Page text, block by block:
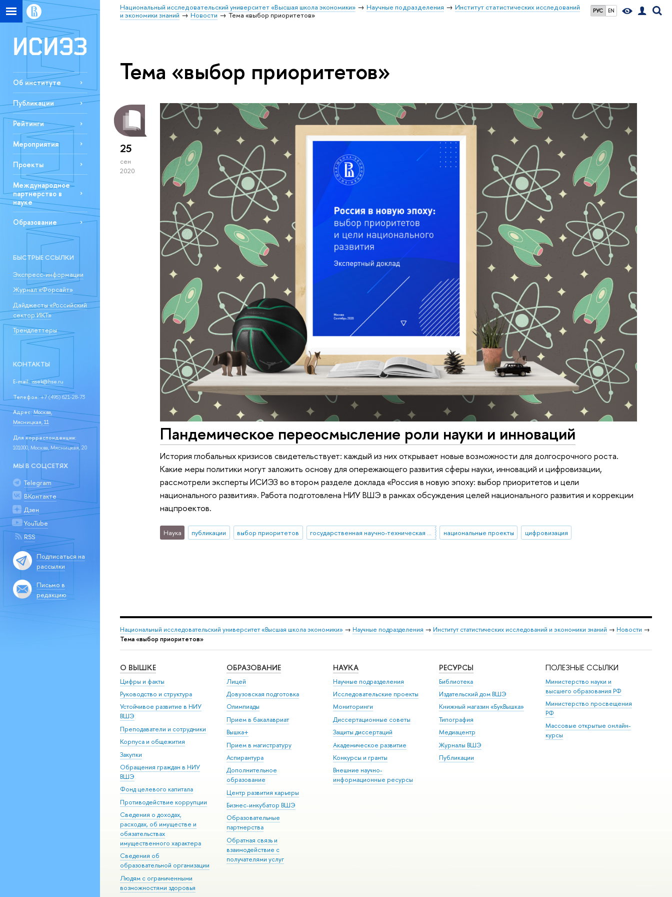
РУС EN
Национальный исследовательский университет «Высшая школа экономики» Научные подразделения
Институт статистических исследований
и экономики знаний
Новости Тема «выбор приоритетов»
Об институте
Публикации
Рейтинги
Мероприятия
Проекты
Международное
партнерство в
науке
Образование
БЫСТРЫЕ ССЫЛКИ
Экспресс-информации
Журнал «Форсайт»
Дайджесты «Российский
сектор ИКТ»
Трендлеттеры
КОНТАКТЫ
E-mail:issek@hse.ru
Телефон:+7 (495) 621-28-73
Адрес: Москва,
Мясницкая, 11
Для корреспонденции:
101000, Москва, Мясницкая, 20
МЫ В СОЦСЕТЯХ
Telegram
ВКонтакте
Дзен
YouTube
RSS
Подписаться на
рассылки
Письмо в
редакцию
Тема «выбор приоритетов»
25
сен
2020
Пандемическое переосмысление роли науки и инноваций
История глобальных кризисов свидетельствует: каждый из них открывает новые возможности для долгосрочного роста.
Какие меры политики могут заложить основу для опережающего развития сферы науки, инноваций и цифровизации,
рассмотрели эксперты ИСИЭЗ во втором разделе доклада «Россия в новую эпоху: выбор приоритетов и цели
национального развития». Работа подготовлена НИУ ВШЭ в рамках обсуждения целей национального развития и коррекции
нацпроектов.
Наука публикации выбор приоритетов государственная научно-техническая политика национальные проекты цифровизация
Национальный исследовательский университет «Высшая школа экономики» → Научные подразделения → Институт статистических исследований и экономики знаний → Новости →
Тема «выбор приоритетов»
О ВЫШКЕ
Цифры и факты
Руководство и структура
Устойчивое развитие в НИУ
ВШЭ
Преподаватели и сотрудники
Корпуса и общежития
Закупки
Обращения граждан в НИУ
ВШЭ
Фонд целевого капитала
Противодействие коррупции
Сведения о доходах,
расходах, об имуществе и
обязательствах
имущественного характера
Сведения об
образовательной организации
Людям с ограниченными
возможностями здоровья
ОБРАЗОВАНИЕ
Лицей
Довузовская подготовка
Олимпиады
Прием в бакалавриат
Вышка+
Прием в магистратуру
Аспирантура
Дополнительное
образование
Центр развития карьеры
Бизнес-инкубатор ВШЭ
Образовательные
партнерства
Обратная связь и
взаимодействие с
получателями услуг
НАУКА
Научные подразделения
Исследовательские проекты
Мониторинги
Диссертационные советы
Защиты диссертаций
Академическое развитие
Конкурсы и гранты
Внешние научно-
информационные ресурсы
РЕСУРСЫ
Библиотека
Издательский дом ВШЭ
Книжный магазин «БукВышка»
Типография
Медиацентр
Журналы ВШЭ
Публикации
ПОЛЕЗНЫЕ ССЫЛКИ
Министерство науки и
высшего образования РФ
Министерство просвещения
РФ
Массовые открытые онлайн-
курсы